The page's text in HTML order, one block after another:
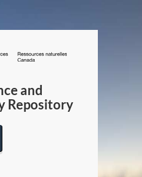
/
Canada
and
Repository